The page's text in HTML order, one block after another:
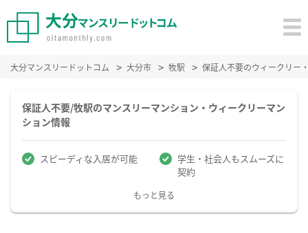
大分マンスリードットコム 大分市 牧駅 保証人不要のウィークリー
保証人不要/牧駅のマンスリーマンション・ウィークリーマン
ション情報
スピーディな入居が可能
学生・社会人もスムーズに
契約
もっと見る